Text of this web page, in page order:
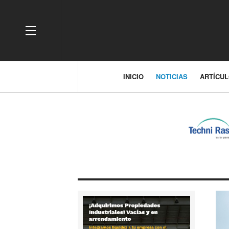
OFF CANVAS
INICIO NOTICIAS